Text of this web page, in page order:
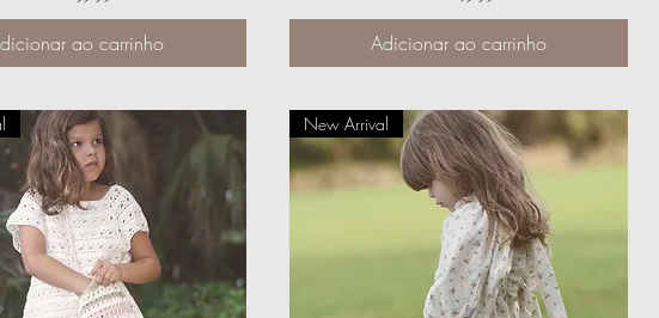
ao carrinho Adicionar ao carrinho
New Arrival